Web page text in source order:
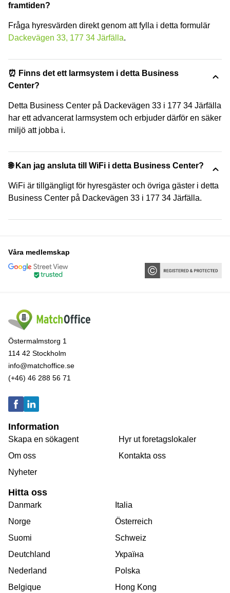
framtiden?
Fråga hyresvärden direkt genom att fylla i detta formulär
Dackevägen 33, 177 34 Järfälla.
⏰ Finns det ett larmsystem i detta Business
Center?
Detta Business Center på Dackevägen 33 i 177 34 Järfälla
har ett advancerat larmsystem och erbjuder därför en säker
miljö att jobba i.
🌐 Kan jag ansluta till WiFi i detta Business Center?
WiFi är tillgängligt för hyresgäster och övriga gäster i detta
Business Center på Dackevägen 33 i 177 34 Järfälla.
Våra medlemskap
Östermalmstorg 1
114 42 Stockholm
info@matchoffice.se
(+46) 46 288 56 71
Information
Skapa en sökagent
Om oss
Nyheter
Hyr ut foretagslokaler
Kontakta oss
Hitta oss
Danmark
Norge
Suomi
Deutchland
Nederland
Belgique
Italia
Österreich
Schweiz
Україна
Polska
Hong Kong